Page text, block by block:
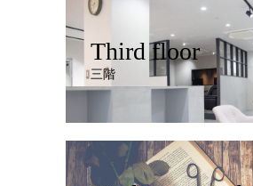
Third floor
三階